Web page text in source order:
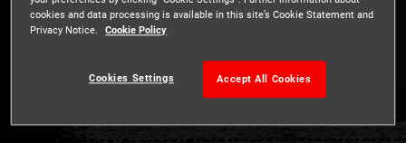
cookies and data processing is available in this site’s Cookie Statement and
Privacy Notice.
Cookie Policy
Accept All Cookies
Cookies Settings